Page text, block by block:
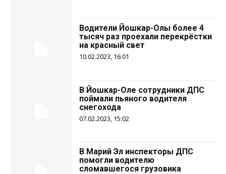
Водители Йошкар-Олы более 4
тысяч раз проехали перекрёстки
на красный свет
10.02.2023, 16:01
В Йошкар-Оле сотрудники ДПС
поймали пьяного водителя
снегохода
07.02.2023, 15:02
В Марий Эл инспекторы ДПС
помогли водителю
сломавшегося грузовика